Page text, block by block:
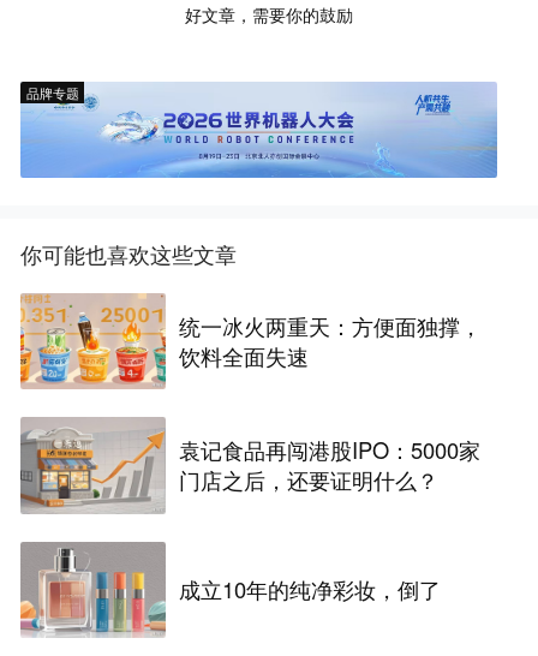
好文章，需要你的鼓励
品牌专题
你可能也喜欢这些文章
统一冰火两重天：方便面独撑，
饮料全面失速
袁记食品再闯港股IPO：5000家
门店之后，还要证明什么？
成立10年的纯净彩妆，倒了